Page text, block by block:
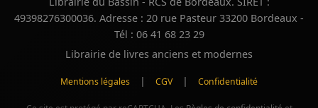
49398276300036. Adresse : 20 rue Pasteur 33200 Bordeaux -
Tél : 06 41 68 23 29
Librairie de livres anciens et modernes
Mentions légales | CGV | Confidentialité